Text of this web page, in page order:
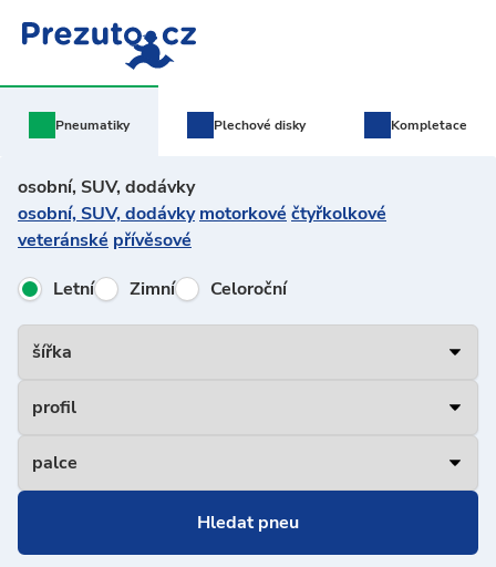
Pneumatiky Plechovédisky Kompletace
osobní, SUV, dodávky
osobní, SUV, dodávky motorkové čtyřkolkové
veteránské přívěsové
Letní
Zimní Celoroční